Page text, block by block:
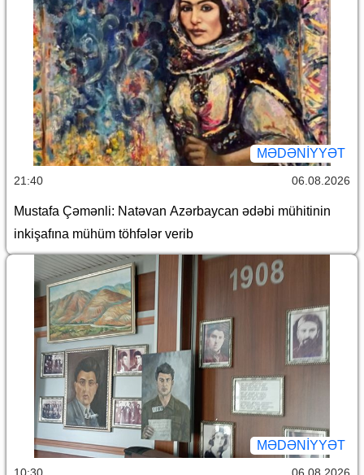
MƏDƏNIYYƏT
21:40 06.08.2026
Mustafa Çəmənli: Natəvan Azərbaycan ədəbi mühitinin
inkişafına mühüm töhfələr verib
MƏDƏNIYYƏT